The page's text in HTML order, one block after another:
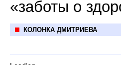
«заботы о
КОЛОНКА ДМИТРИЕВА